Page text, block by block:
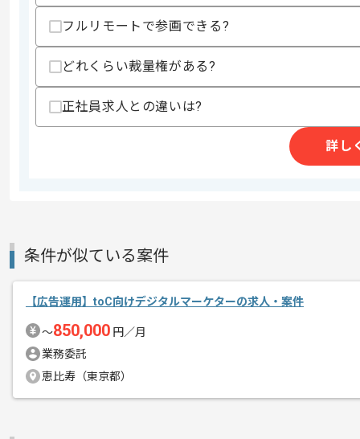
支払いサイト
15日
その他募集要項
商談回数
募集人数
作業開始日
2023/11/01
フルリモートでの作業が可能です。
フルリモートで参画できる?
どれくらい裁量権がある?
正社員求人との違いは?
詳し
条件が似ている案件
【広告運用】toC向けデジタルマーケターの求人・案件
〜850,000 円／月
業務委託
恵比寿（東京都）